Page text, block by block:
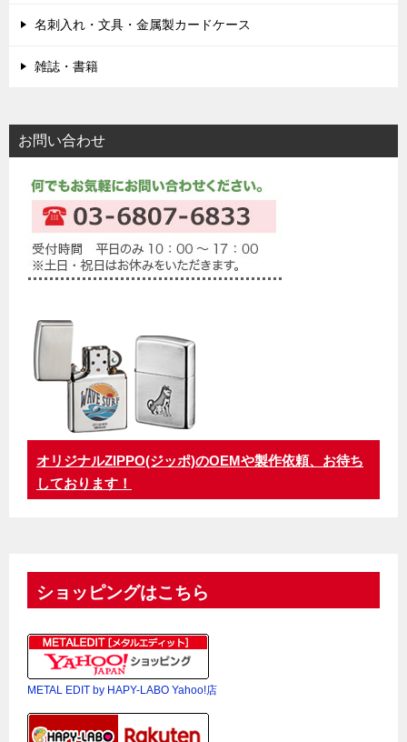
名刺入れ・文具・金属製カードケース
雑誌・書籍
お問い合わせ
オリジナルZIPPO(ジッポ)のOEMや製作依頼、お待ち
しております！
ショッピングはこちら
METAL EDIT by HAPY-LABO Yahoo!店